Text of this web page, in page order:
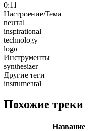
0:11
Настроение/Тема
neutral
inspirational
technology
logo
Инструменты
synthesizer
Другие теги
instrumental
Похожие треки
Название